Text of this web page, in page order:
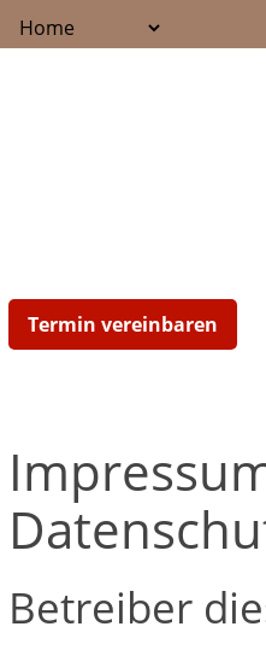
Termin vereinbaren
Betreiber